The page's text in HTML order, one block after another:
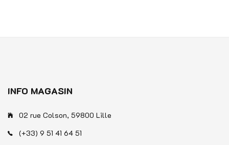
INFO MAGASIN
02 rue Colson, 59800 Lille
(+33) 9 51 41 64 51